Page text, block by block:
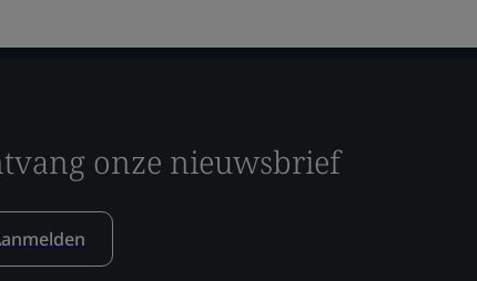
onze nieuwsbrief